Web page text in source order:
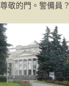
敬的門。警備員？